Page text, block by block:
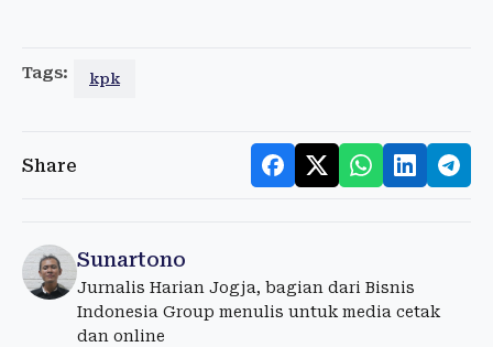
Tags: kpk
Share
Sunartono
Jurnalis Harian Jogja, bagian dari Bisnis
Indonesia Group menulis untuk media cetak
dan online